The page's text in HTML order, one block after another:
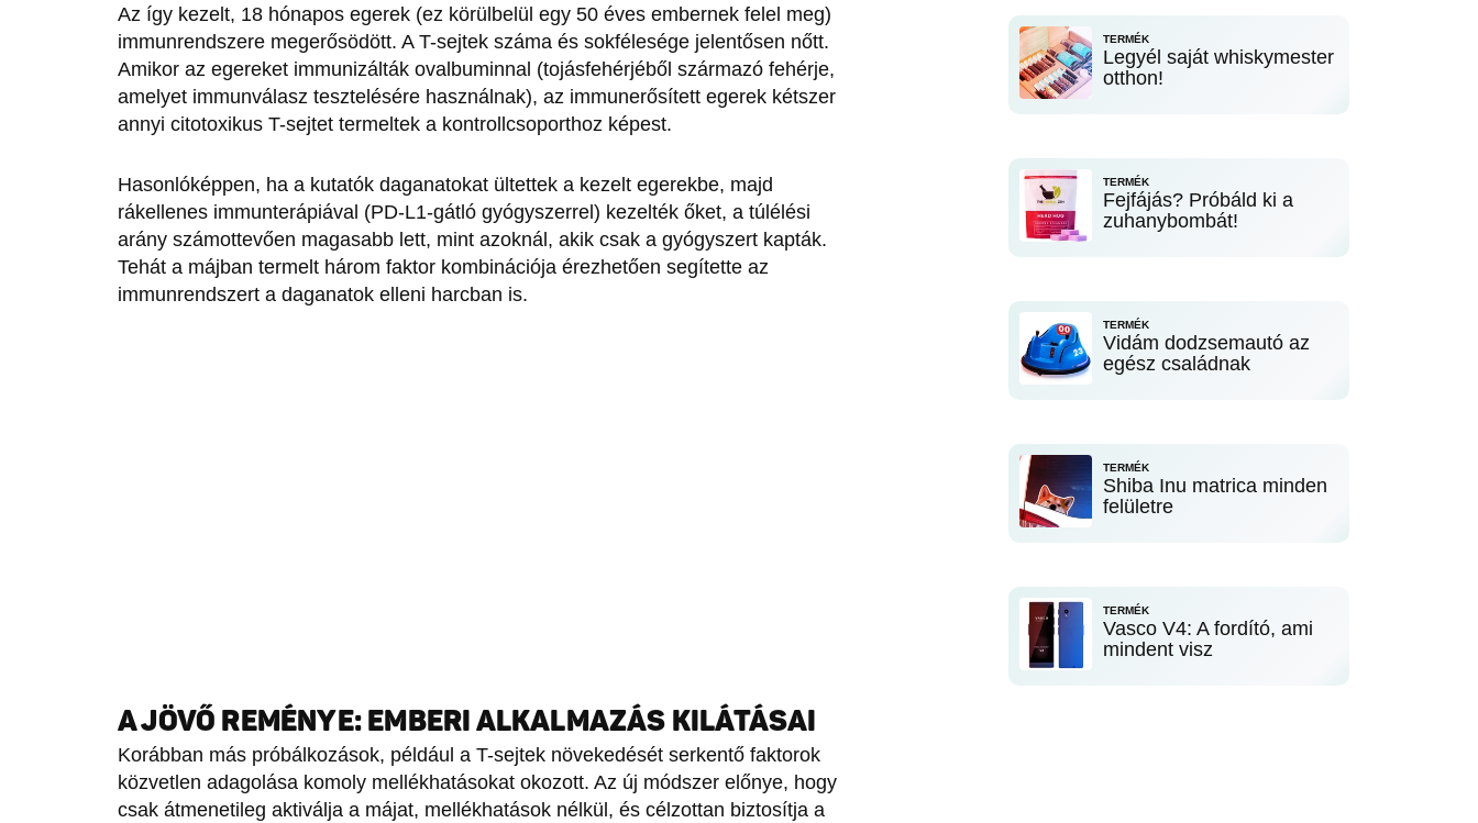
Az így kezelt, 18 hónapos egerek (ez körülbelül egy 50 éves embernek felel meg)
immunrendszere megerősödött. A T-sejtek száma és sokfélesége jelentősen nőtt.
Amikor az egereket immunizálták ovalbuminnal (tojásfehérjéből származó fehérje,
amelyet immunválasz tesztelésére használnak), az immunerősített egerek kétszer
annyi citotoxikus T-sejtet termeltek a kontrollcsoporthoz képest.
Hasonlóképpen, ha a kutatók daganatokat ültettek a kezelt egerekbe, majd
rákellenes immunterápiával (PD-L1-gátló gyógyszerrel) kezelték őket, a túlélési
arány számottevően magasabb lett, mint azoknál, akik csak a gyógyszert kapták.
Tehát a májban termelt három faktor kombinációja érezhetően segítette az
immunrendszert a daganatok elleni harcban is.
A JÖVŐ REMÉNYE: EMBERI ALKALMAZÁS KILÁTÁSAI
Korábban más próbálkozások, például a T-sejtek növekedését serkentő faktorok
közvetlen adagolása komoly mellékhatásokat okozott. Az új módszer előnye, hogy
csak átmenetileg aktiválja a májat, mellékhatások nélkül, és célzottan biztosítja a
TERMÉK
Legyél saját whiskymester
otthon!
TERMÉK
Fejfájás? Próbáld ki a
zuhanybombát!
TERMÉK
Vidám dodzsemautó az
egész családnak
TERMÉK
Shiba Inu matrica minden
felületre
TERMÉK
Vasco V4: A fordító, ami
mindent visz